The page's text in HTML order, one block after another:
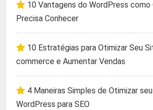
10 Vantagens do WordPress como
Precisa Conhecer
10 Estratégias para Otimizar Seu
commerce e Aumentar Vendas
4 Maneiras Simples de Otimizar
WordPress para SEO